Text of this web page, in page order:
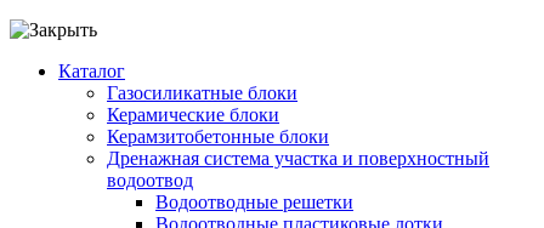
Каталог
Газосиликатные блоки
Керамические блоки
Керамзитобетонные блоки
Дренажная система участка и поверхностный
водоотвод
Водоотводные решетки
Водоотводные пластиковые лотки